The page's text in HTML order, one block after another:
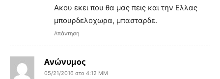
Ακου εκει που θα μας πεις και την Ελλας
μπουρδελοχωρα, μπασταρδε.
Απάντηση
Ανώνυμος
05/21/2016 στο 4:12 ΜΜ